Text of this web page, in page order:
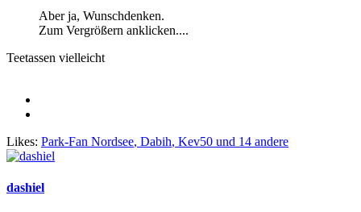
Aber ja, Wunschdenken.
Zum Vergrößern anklicken....
Teetassen vielleicht
Likes: Park-Fan Nordsee, Dabih, Kev50 und 14 andere
dashiel